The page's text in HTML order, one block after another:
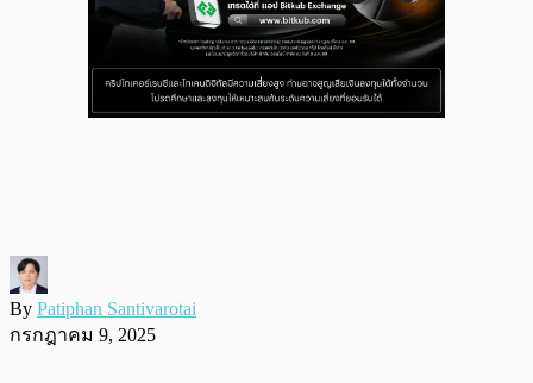
By Patiphan Santivarotai
กรกฎาคม 9, 2025